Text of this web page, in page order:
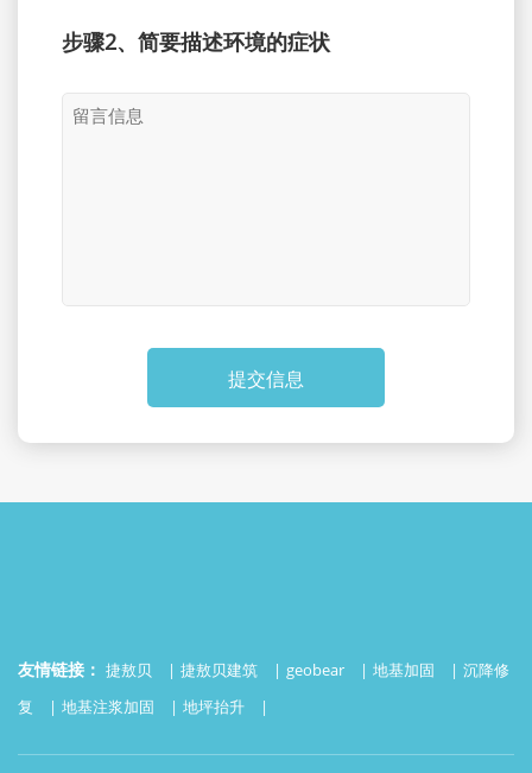
步骤2、简要描述环境的症状
提交信息
友情链接： 捷敖贝 捷敖贝建筑 geobear 地基加固
沉降修
复
地基注浆加固 地坪抬升